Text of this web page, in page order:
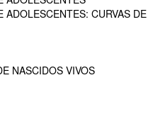
CURVAS
NASCIDOS VIVOS